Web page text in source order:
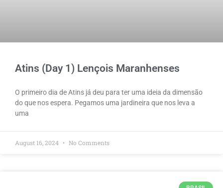
Atins (Day 1) Lençois Maranhenses
O primeiro dia de Atins já deu para ter uma ideia da dimensão
do que nos espera. Pegamos uma jardineira que nos leva a
uma
August 16, 2024 No Comments